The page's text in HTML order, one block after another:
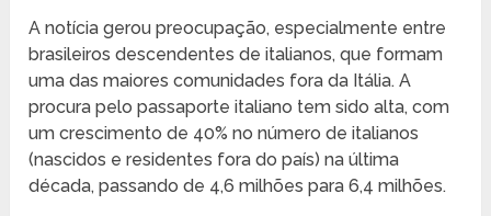
A notícia gerou preocupação, especialmente entre
brasileiros descendentes de italianos, que formam
uma das maiores comunidades fora da Itália. A
procura pelo passaporte italiano tem sido alta, com
um crescimento de 40% no número de italianos
(nascidos e residentes fora do país) na última
década, passando de 4,6 milhões para 6,4 milhões.